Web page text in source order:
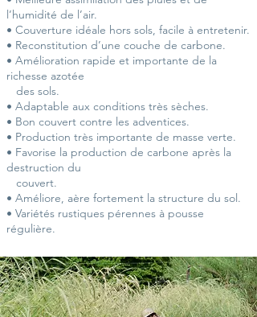
l’humidité de l’air.
• Couverture idéale hors sols, facile à entretenir.
• Reconstitution d’une couche de carbone.
• Amélioration rapide et importante de la
richesse azotée
des sols.
• Adaptable aux conditions très sèches.
• Bon couvert contre les adventices.
• Production très importante de masse verte.
• Favorise la production de carbone après la
destruction du
couvert.
• Améliore, aère fortement la structure du sol.
• Variétés rustiques pérennes à pousse
régulière.